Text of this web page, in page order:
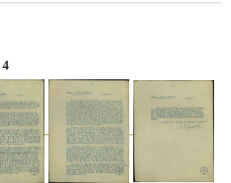
4